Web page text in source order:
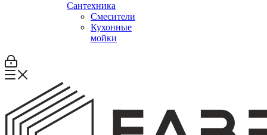
Сантехника
Смесители
Кухонные
мойки